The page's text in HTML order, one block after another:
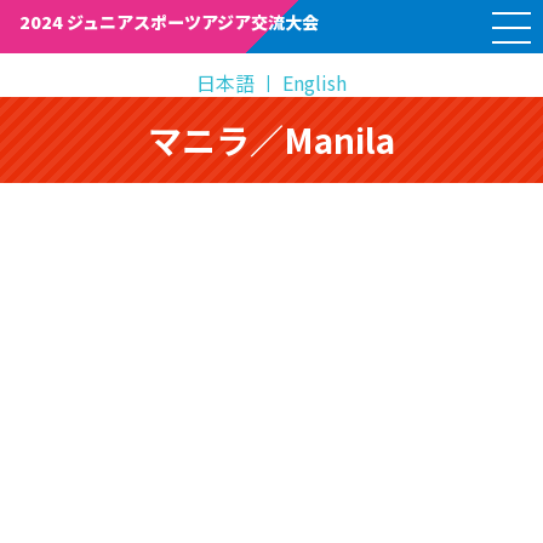
2024 ジュニアスポーツアジア交流大会
M
E
N
日本語 English
マニラ／Manila